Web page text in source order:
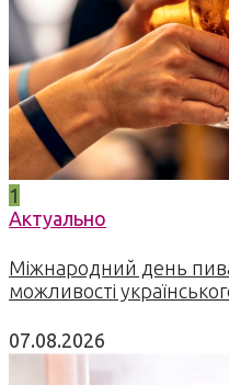
1
Актуально
Міжнародний день
можливості
07.08.2026